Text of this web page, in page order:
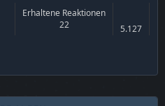
Erhaltene Reaktionen
22
5.127